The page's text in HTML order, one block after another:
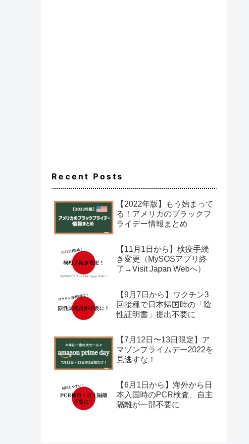
Recent Posts
【2022年版】もう始まって
る！アメリカのブラックフ
ライデー情報まとめ
【11月1日から】検疫手続
き変更（MySOSアプリ終
了→Visit Japan Webへ）
【9月7日から】ワクチン3
回接種で日本帰国時の「陰
性証明書」提出不要に
【7月12日〜13日限定】ア
マゾンプライムデー2022を
見逃すな！
【6月1日から】海外から日
本入国時のPCR検査、自主
隔離が一部不要に